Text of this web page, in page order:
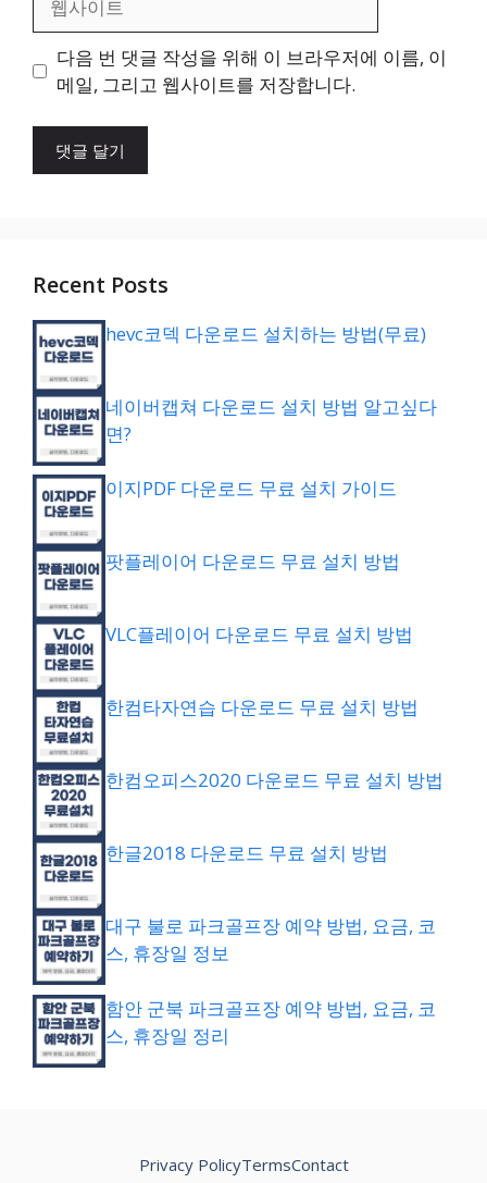
트
다음 번 댓글 작성을 위해 이 브라우저에 이름, 이
메일, 그리고 웹사이트를 저장합니다.
Recent Posts
hevc코덱 다운로드 설치하는 방법(무료)
네이버캡쳐 다운로드 설치 방법 알고싶다
면?
이지PDF 다운로드 무료 설치 가이드
팟플레이어 다운로드 무료 설치 방법
VLC플레이어 다운로드 무료 설치 방법
한컴타자연습 다운로드 무료 설치 방법
한컴오피스2020 다운로드 무료 설치 방법
한글2018 다운로드 무료 설치 방법
대구 불로 파크골프장 예약 방법, 요금, 코
스, 휴장일 정보
함안 군북 파크골프장 예약 방법, 요금, 코
스, 휴장일 정리
Privacy PolicyTermsContact